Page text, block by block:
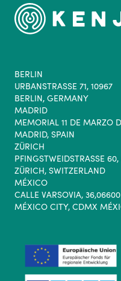
BERLIN
URBANSTRASSE 71, 10967
BERLIN, GERMANY
MADRID
MEMORIAL 11 DE MARZO
MADRID, SPAIN
ZÜRICH
PFINGSTWEIDSTRASSE
ZÜRICH, SWITZERLAND
MÉXICO
CALLE VARSOVIA, 36,06600
MÉXICO CITY, CDMX